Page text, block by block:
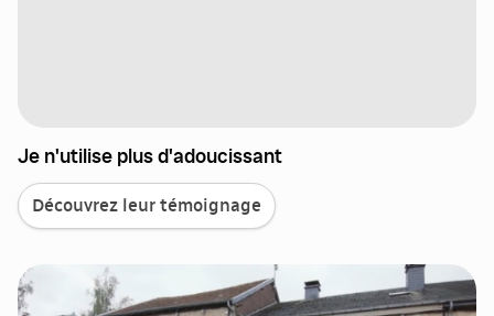
Je n'utilise plus d'adoucissant
Découvrez leur témoignage